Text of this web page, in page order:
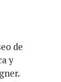
de
y